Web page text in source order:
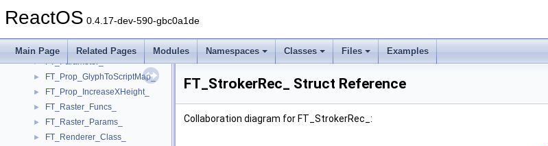
ReactOS 0.4.17-dev-590-gbc0a1de
Main Page Related Pages Modules Namespaces Classes Files Examples
► FT_Outline_Funcs_
► FT_Palette_Data_
► FT_Parameter_
► FT_Prop_GlyphToScriptMap_
► FT_Prop_IncreaseXHeight_
► FT_Raster_Funcs_
► FT_Raster_Params_
► FT_Renderer_Class_
FT_StrokerRec_ Struct Reference
Collaboration diagram for FT_StrokerRec_: